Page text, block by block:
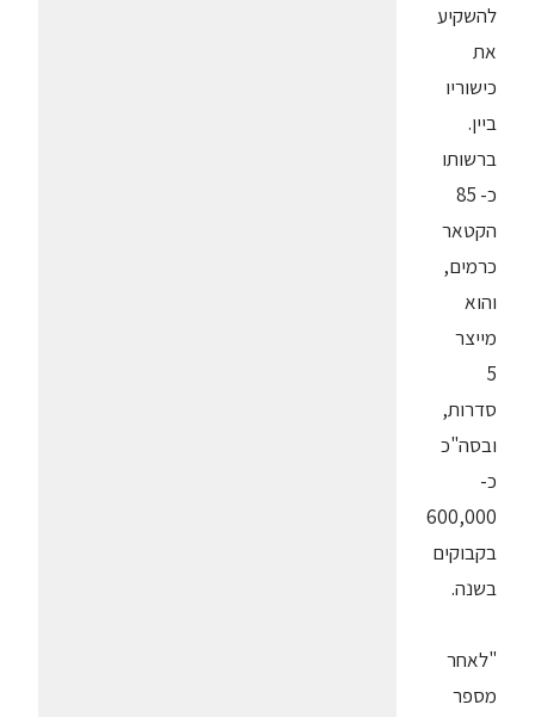
להשקיע
את
כישוריו
ביין.
ברשותו
כ- 85
הקטאר
כרמים,
והוא
מייצר
5
סדרות,
ובסה"כ
כ-
600,000
בקבוקים
בשנה.
"לאחר
מספר